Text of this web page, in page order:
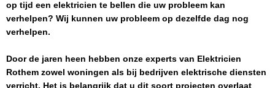
op tijd een elektricien te bellen die uw probleem kan
verhelpen? Wij kunnen uw probleem op dezelfde dag nog
verhelpen.
Door de jaren heen hebben onze experts van Elektricien
Rothem zowel woningen als bij bedrijven elektrische diensten
verricht. Het is belangrijk dat u dit soort projecten overlaat